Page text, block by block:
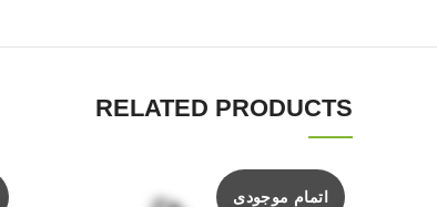
RELATED PRODUCTS
اتمام موجودی